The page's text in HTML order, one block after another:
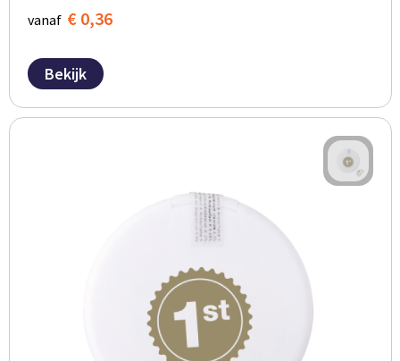
vanaf € 0,36
Bekijk